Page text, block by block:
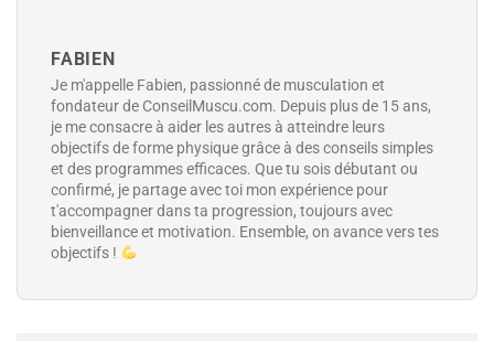
FABIEN
Je m'appelle Fabien, passionné de musculation et
fondateur de ConseilMuscu.com. Depuis plus de 15 ans,
je me consacre à aider les autres à atteindre leurs
objectifs de forme physique grâce à des conseils simples
et des programmes efficaces. Que tu sois débutant ou
confirmé, je partage avec toi mon expérience pour
t'accompagner dans ta progression, toujours avec
bienveillance et motivation. Ensemble, on avance vers tes
objectifs !